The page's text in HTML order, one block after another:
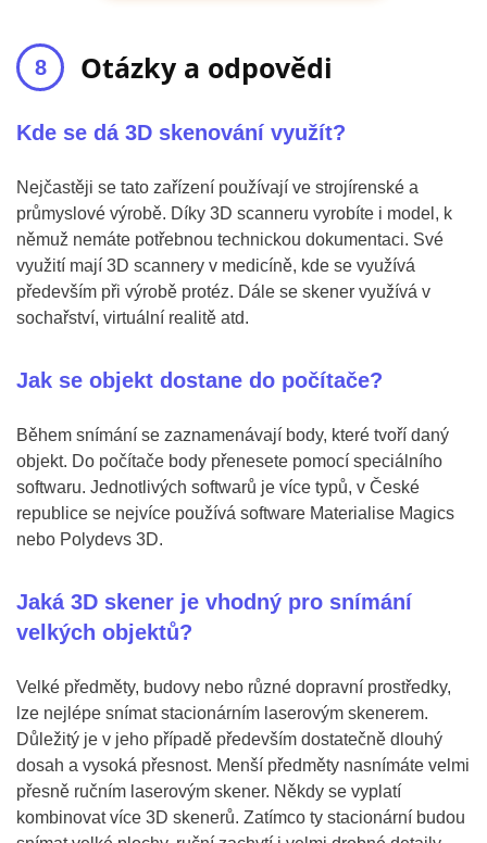
Otázky a odpovědi
Kde se dá 3D skenování využít?
Nejčastěji se tato zařízení používají ve strojírenské a
průmyslové výrobě. Díky 3D scanneru vyrobíte i model, k
němuž nemáte potřebnou technickou dokumentaci. Své
využití mají 3D scannery v medicíně, kde se využívá
především při výrobě protéz. Dále se skener využívá v
sochařství, virtuální realitě atd.
Jak se objekt dostane do počítače?
Během snímání se zaznamenávají body, které tvoří daný
objekt. Do počítače body přenesete pomocí speciálního
softwaru. Jednotlivých softwarů je více typů, v České
republice se nejvíce používá software Materialise Magics
nebo Polydevs 3D.
Jaká 3D skener je vhodný pro snímání
velkých objektů?
Velké předměty, budovy nebo různé dopravní prostředky,
lze nejlépe snímat stacionárním laserovým skenerem.
Důležitý je v jeho případě především dostatečně dlouhý
dosah a vysoká přesnost. Menší předměty nasnímáte velmi
přesně ručním laserovým skener. Někdy se vyplatí
kombinovat více 3D skenerů. Zatímco ty stacionární budou